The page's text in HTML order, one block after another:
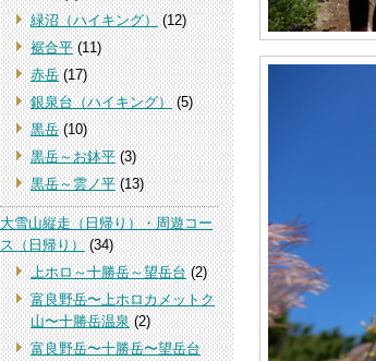
緑沼（ハイキング）(12)
裾合平(11)
赤岳(17)
銀泉台（ハイキング）(5)
黒岳(10)
黒岳～お鉢平(3)
黒岳～雲ノ平(13)
大雪山縦走（日帰り）・周遊コー
ス（日帰り）(34)
上ホロ～十勝岳～望岳台(2)
富良野岳〜上ホロカメットク
山〜十勝岳温泉(2)
富良野岳〜十勝岳〜望岳台